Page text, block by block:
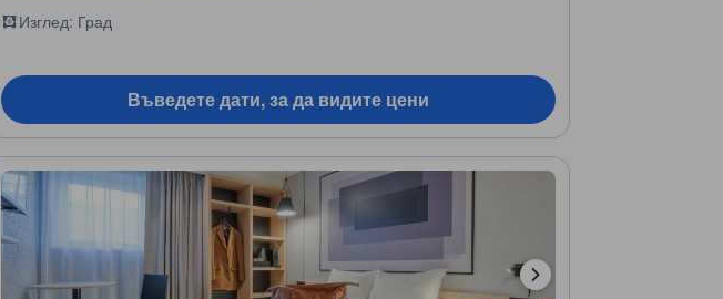
Изглед: Град
Въведете дати, за да видите цени